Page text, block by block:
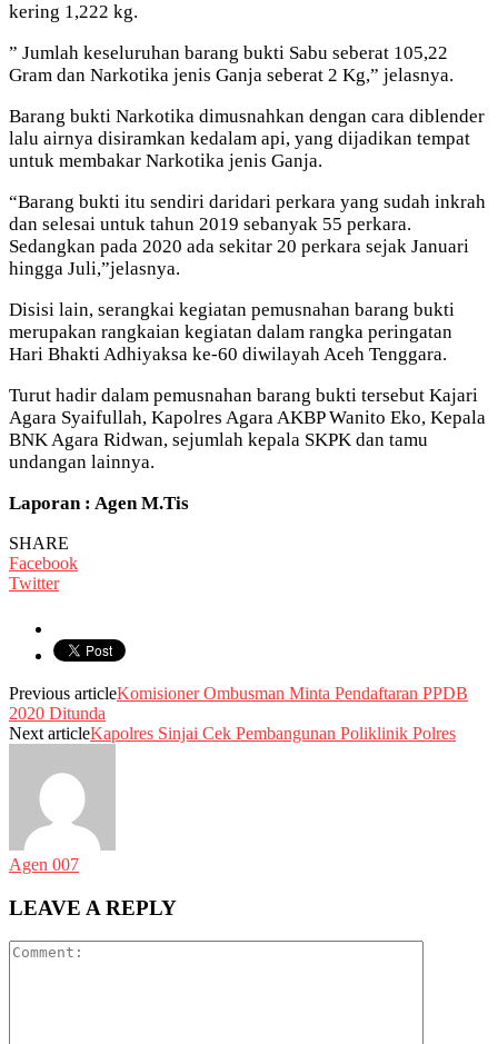
kering 1,222 kg.
” Jumlah keseluruhan barang bukti Sabu seberat 105,22
Gram dan Narkotika jenis Ganja seberat 2 Kg,” jelasnya.
Barang bukti Narkotika dimusnahkan dengan cara diblender
lalu airnya disiramkan kedalam api, yang dijadikan tempat
untuk membakar Narkotika jenis Ganja.
“Barang bukti itu sendiri daridari perkara yang sudah inkrah
dan selesai untuk tahun 2019 sebanyak 55 perkara.
Sedangkan pada 2020 ada sekitar 20 perkara sejak Januari
hingga Juli,”jelasnya.
Disisi lain, serangkai kegiatan pemusnahan barang bukti
merupakan rangkaian kegiatan dalam rangka peringatan
Hari Bhakti Adhiyaksa ke-60 diwilayah Aceh Tenggara.
Turut hadir dalam pemusnahan barang bukti tersebut Kajari
Agara Syaifullah, Kapolres Agara AKBP Wanito Eko, Kepala
BNK Agara Ridwan, sejumlah kepala SKPK dan tamu
undangan lainnya.
Laporan : Agen M.Tis
SHARE
Facebook
Twitter
Previous articleKomisioner Ombusman Minta Pendaftaran PPDB
2020 Ditunda
Next articleKapolres Sinjai Cek Pembangunan Poliklinik Polres
Agen 007
LEAVE A REPLY